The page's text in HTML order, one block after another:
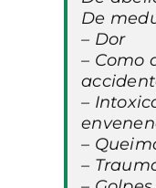
De
– Dor
– Como
–
–
–